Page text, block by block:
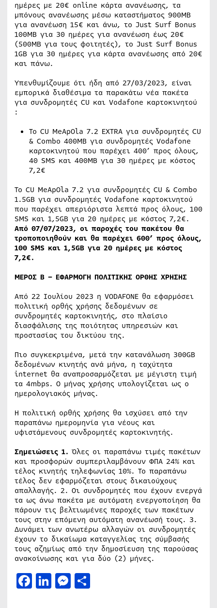
ημέρες με 20€ online κάρτα ανανέωσης, τα
μπόνους ανανέωσης μέσω καταστήματος 900MB
για ανανέωση 15€ και άνω, το Just Surf Bonus
100MB για 30 ημέρες για ανανέωση έως 20€
(500MB για τους φοιτητές), το Just Surf Bonus
1GB για 30 ημέρες για κάρτα ανανέωσης από 20€
και πάνω.
Υπενθυμίζουμε ότι ήδη από 27/03/2023, είναι
εμπορικά διαθέσιμα τα παρακάτω νέα πακέτα
για συνδρομητές CU και Vodafone καρτοκινητού
:
Το CU MeApOla 7.2 EXTRA για συνδρομητές CU
& Combo 400ΜΒ για συνδρομητές Vodafone
καρτοκινητού που παρέχει 400’ προς όλους,
40 SMS και 400MB για 30 ημέρες με κόστος
7,2€
Το CU MeApOla 7.2 για συνδρομητές CU & Combo
1.5GB για συνδρομητές Vodafone καρτοκινητού
που παρέχει απεριόριστα λεπτά προς όλους, 100
SMS και 1,5GB για 20 ημέρες με κόστος 7,2€.
Από 07/07/2023, οι παροχές του πακέτου θα
τροποποιηθούν και θα παρέχει 600’ προς όλους,
100 SMS και 1,5GB για 20 ημέρες με κόστος
7,2€.
ΜΕΡΟΣ Β – ΕΦΑΡΜΟΓΗ ΠΟΛΙΤΙΚΗΣ ΟΡΘΗΣ ΧΡΗΣΗΣ
Από 22 Ιουλίου 2023 η VODAFONE θα εφαρμόσει
πολιτική ορθής χρήσης δεδομένων σε
συνδρομητές καρτοκινητής, στο πλαίσιο
διασφάλισης της ποιότητας υπηρεσιών και
προστασίας του δικτύου της.
Πιο συγκεκριμένα, μετά την κατανάλωση 300GB
δεδομένων κινητής ανά μήνα, η ταχύτητα
internet θα αναπροσαρμόζεται με μέγιστη τιμή
τα 4mbps. Ο μήνας χρήσης υπολογίζεται ως ο
ημερολογιακός μήνας.
Η πολιτική ορθής χρήσης θα ισχύσει από την
παραπάνω ημερομηνία για νέους και
υφιστάμενους συνδρομητές καρτοκινητής.
Σημειώσεις 1.Όλες οι παραπάνω τιμές πακέτων
και προσφορών συμπεριλαμβάνουν ΦΠΑ 24% και
τέλος κινητής τηλεφωνίας 10%. Το παραπάνω
τέλος δεν εφαρμόζεται στους δικαιούχους
απαλλαγής. 2. Οι συνδρομητές που έχουν ενεργά
τα ως άνω πακέτα με αυτόματη ενεργοποίηση θα
πάρουν τις βελτιωμένες παροχές των πακέτων
τους στην επόμενη αυτόματη ανανέωσή τους. 3.
Δυνάμει των ανωτέρω αλλαγών oι συνδρομητές
έχουν το δικαίωμα καταγγελίας της σύμβασής
τους αζημίως από την δημοσίευση της παρούσας
ανακοίνωσης και για δύο (2) μήνες.
Facebook
LinkedIn
Messenger